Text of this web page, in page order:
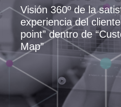
Visión 360º de la
experiencia del
point” dentro de
Map”